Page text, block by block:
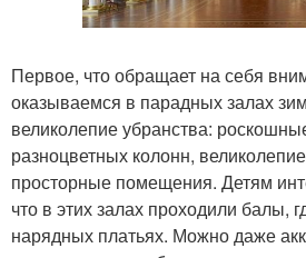
Первое, что обращает на себя
оказываемся в парадных залах
великолепие убранства:
разноцветных колонн,
просторные помещения. Детям
что в этих залах проходили балы,
нарядных платьях. Можно даже